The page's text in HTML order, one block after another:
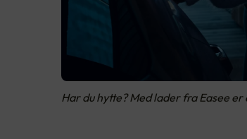
Har du hytte? Med lader fra Easee